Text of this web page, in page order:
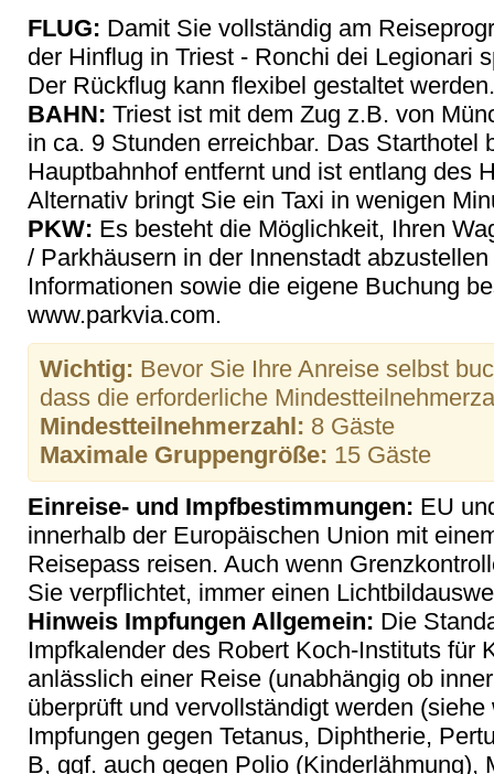
FLUG: Damit Sie vollständig am
der Hinflug in Triest - Ronchi dei Legionari
Der Rückflug kann flexibel gestaltet werden.
BAHN: Triest ist mit dem Zug z.B. von
in ca. 9 Stunden erreichbar. Das Starthotel
Hauptbahnhof entfernt und ist entlang des
Alternativ bringt Sie ein Taxi in wenigen
PKW: Es besteht die Möglichkeit, Ihren
/ Parkhäusern in der Innenstadt
Informationen sowie die eigene Buchung
www.parkvia.com.
Wichtig: Bevor Sie Ihre Anreise selbst
dass die erforderliche
Mindestteilnehmerzahl: 8 Gäste
Maximale Gruppengröße: 15 Gäste
Einreise- und Impfbestimmungen: EU
innerhalb der Europäischen Union mit
Reisepass reisen. Auch wenn
Sie verpflichtet, immer einen
Hinweis Impfungen Allgemein: Die
Impfkalender des Robert Koch-Instituts für
anlässlich einer Reise (unabhängig ob
überprüft und vervollständigt werden
Impfungen gegen Tetanus, Diphtherie,
B, ggf. auch gegen Polio (Kinderlähmung),